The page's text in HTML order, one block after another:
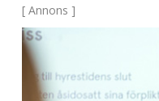
[ Annons ]